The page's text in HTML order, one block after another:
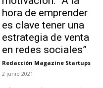
hora de emprender
es clave tener una
estrategia de venta
en redes sociales”
Redacción Magazine Startups
-
2 junio 2021